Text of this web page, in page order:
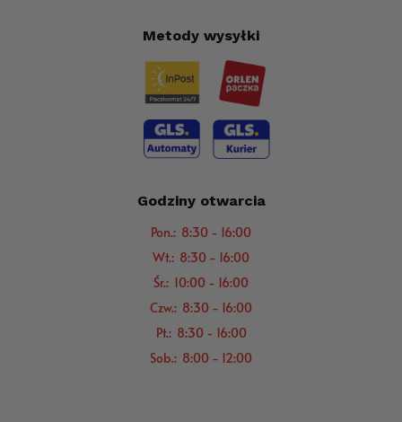
Metody wysyłki
Godziny otwarcia
Pon.: 8:30 - 16:00
Wt.: 8:30 - 16:00
Śr.: 10:00 - 16:00
Czw.: 8:30 - 16:00
Pt.: 8:30 - 16:00
Sob.: 8:00 - 12:00